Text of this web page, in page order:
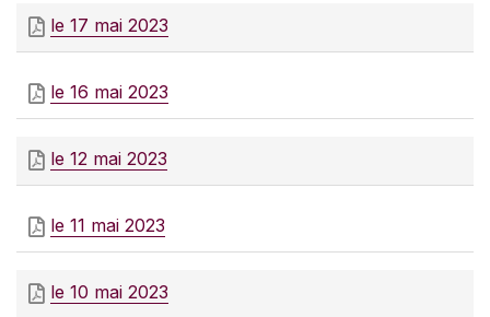
le 17 mai 2023
le 16 mai 2023
le 12 mai 2023
le 11 mai 2023
le 10 mai 2023